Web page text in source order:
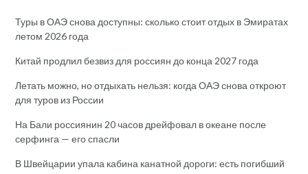
Туры в ОАЭ снова доступны: сколько стоит отдых в Эмиратах
летом 2026 года
Китай продлил безвиз для россиян до конца 2027 года
Летать можно, но отдыхать нельзя: когда ОАЭ снова откроют
для туров из России
На Бали россиянин 20 часов дрейфовал в океане после
серфинга — его спасли
В Швейцарии упала кабина канатной дороги: есть погибший